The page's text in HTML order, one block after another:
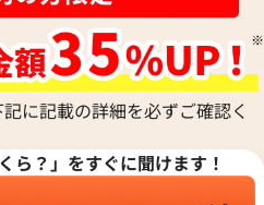
電話で聞く
に記載の詳細を必ずご確認く
くら？」をすぐに聞けます！